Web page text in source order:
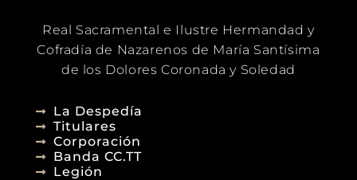
Real Sacramental e Ilustre Hermandad y
Cofradía de Nazarenos de María Santísima
de los Dolores Coronada y Soledad
La Despedía
Titulares
Corporación
Banda CC.TT
Legión